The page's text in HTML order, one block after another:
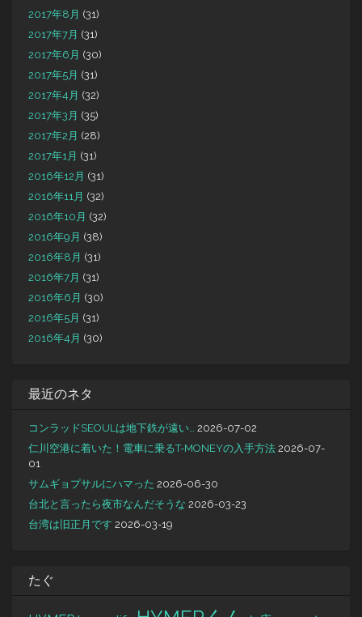
2017年8月 (31)
2017年7月 (31)
2017年6月 (30)
2017年5月 (31)
2017年4月 (32)
2017年3月 (35)
2017年2月 (28)
2017年1月 (31)
2016年12月 (31)
2016年11月 (32)
2016年10月 (32)
2016年9月 (38)
2016年8月 (31)
2016年7月 (31)
2016年6月 (30)
2016年5月 (31)
2016年4月 (30)
最近のネタ
コンラッドSEOULは地下鉄が遠い… 2026-07-02
仁川空港に着いた！電車に乗るT-MONEYの入手方法 2026-07-
01
サムギョプサルにハマった 2026-06-30
台北と言ったら夜市なんだそうな 2026-03-23
台湾は旧正月です 2026-03-19
たぐ